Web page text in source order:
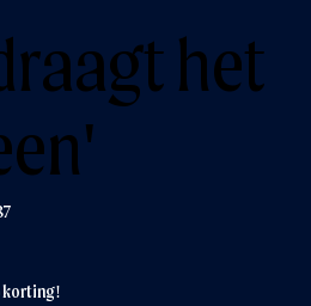
het
korting!